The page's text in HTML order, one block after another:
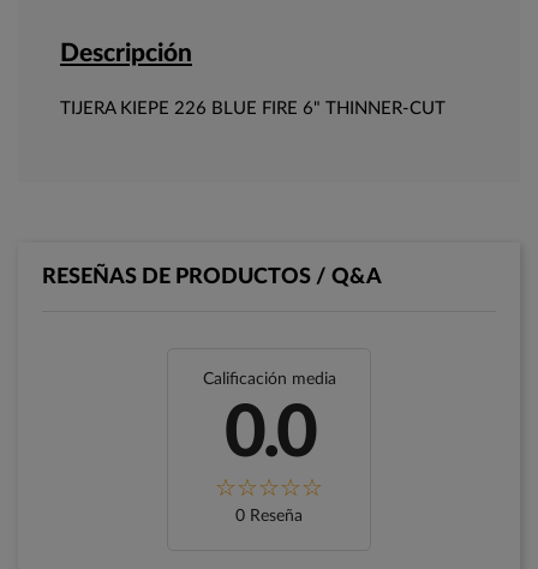
Descripción
TIJERA KIEPE 226 BLUE FIRE 6" THINNER-CUT
RESEÑAS DE PRODUCTOS / Q&A
Calificación media
0.0
0 Reseña